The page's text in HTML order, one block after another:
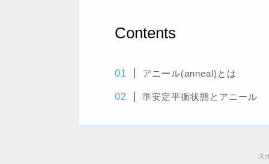
Contents
アニール(anneal)とは
準安定平衡状態とアニール
ス